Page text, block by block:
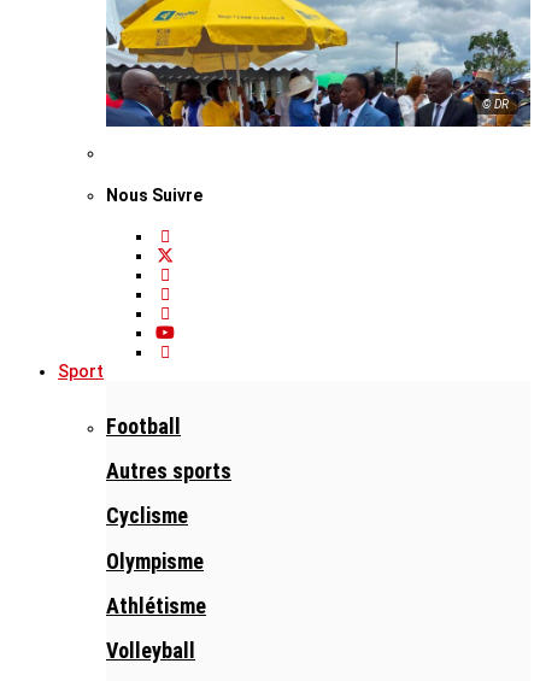
© DR
Nous Suivre
Sport
Football
Autres sports
Cyclisme
Olympisme
Athlétisme
Volleyball